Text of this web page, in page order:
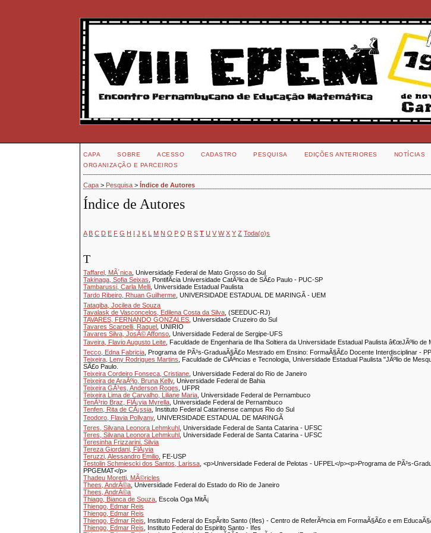
CAPA SOBRE ACESSO CADASTRO PESQUISA EDIÇÕES ANTERIORES NOTÍCIAS
ORGANIZAÇÃO E PARCEIROS
Capa > Pesquisa >Índice de Autores
Índice de Autores
A B C D E F G H I J K L M N O P Q R S T U V W X Y Z Toda(o)s
T
Taffarel, MÃ´nica , Universidade Federal de Mato Grosso do Sul
Takinaga, Sofia Seixas
, PontifÃ­cia Universidade CatÃ³lica de SÃ£o Paulo - PUC-SP
Tambarussi, Carla Melli , Universidade Estadual Paulista
Tardo Ribeiro, Rhuan Guilherme , UNIVERSIDADE ESTADUAL DE MARINGÃ - UEM
Tatagiba, Jocilea de Souza
Tavalask de Vasconcelos, Edilena Costa da Silva , (SEEDUC-RJ)
TAVARES, FERNANDO GONZALES , Universidade Cruzeiro do Sul
Tavares Scarpelli, Raquel
, UNIRIO
Tavares Silva, JosÃ© Affonso , Universidade Federal de Sergipe-UFS
Taveira, Flavio Augusto Leite , Faculdade de Engenharia de Ilha Soltiera da Universidade Estadual Paulista â€œJÃºlio de
Tecco, Edna Fabricia , Programa de PÃ³s-GraduaÃ§Ã£o Mestrado em Ensino: FormaÃ§Ã£o Docente Interdisciplinar -
Teixeira, Leny Rodrigues Martins
, Faculdade de CiÃªncias e Tecnologia, Universidade Estadual Paulista "JÃºlio de
SÃ£o Paulo.
Teixeira Cordeiro Fonseca, Cristiane , Universidade Federal do Rio de Janeiro
Teixeira de AraÃºjo, Bruna Kelly, Universidade Federal de Bahia
Teixeira GÃ³es, Anderson Roges , UFPR
Teixeira Lima de Carvalho, Liliane Maria , Universidade Federal de Pernambuco
TenÃ³rio Braz, FlÃ¡via Myrella , Universidade Federal de Pernambuco
Tenfen, Rita de CÃ¡ssia , Instituto Federal Catarinense campus Rio do Sul
Teodoro, Flavia Pollyany, UNIVERSIDADE ESTADUAL DE MARINGÃ
Teres, Silvana Leonora Lehmkuhl
, Universidade Federal de Santa Catarina - UFSC
Teres, Silvana Leonora Lehmkuhl
, Universidade Federal de Santa Catarina - UFSC
Teresinha Frizzarini, Silvia
Tereza Giordani, FlÃ¡via
Teruzzi, Alessandro Emilio , FE-USP
Testolin Schmiescki dos Santos, Larissa , <p>Universidade Federal de Pelotas - UFPEL</p><p>Programa de PÃ³s-
PPGEMAT</p>
Thadeu Moretti, MÃ©ricles
Thees, AndrÃ©a , Universidade Federal do Estado do Rio de Janeiro
Thees, AndrÃ©a
Thiago, Bianca de Souza , Escola Oga MitÃ¡
Thiengo, Edmar Reis
Thiengo, Edmar Reis
Thiengo, Edmar Reis
, Instituto Federal do EspÃ­rito Santo (Ifes) - Centro de ReferÃªncia em FormaÃ§Ã£o e em
Thiengo, Edmar Reis
, Instituto Federal do Espirito Santo - Ifes